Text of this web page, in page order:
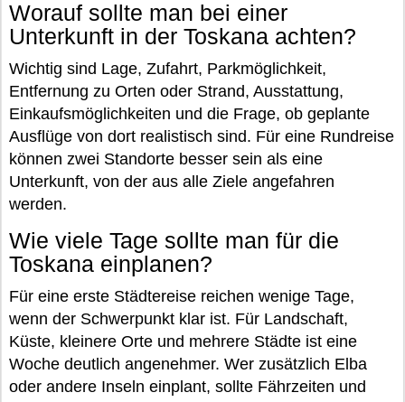
Worauf sollte man bei einer
Unterkunft in der Toskana achten?
Wichtig sind Lage, Zufahrt, Parkmöglichkeit,
Entfernung zu Orten oder Strand, Ausstattung,
Einkaufsmöglichkeiten und die Frage, ob geplante
Ausflüge von dort realistisch sind. Für eine Rundreise
können zwei Standorte besser sein als eine
Unterkunft, von der aus alle Ziele angefahren
werden.
Wie viele Tage sollte man für die
Toskana einplanen?
Für eine erste Städtereise reichen wenige Tage,
wenn der Schwerpunkt klar ist. Für Landschaft,
Küste, kleinere Orte und mehrere Städte ist eine
Woche deutlich angenehmer. Wer zusätzlich Elba
oder andere Inseln einplant, sollte Fährzeiten und